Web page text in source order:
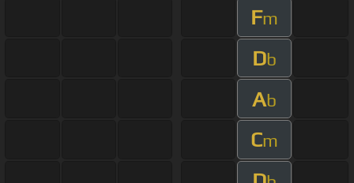
Fm
Db
Ab
Cm